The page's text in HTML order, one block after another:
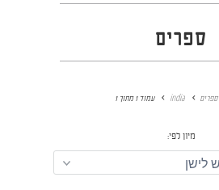
ספרים
ספרים india עמוד 1 מתוך 1
מיון לפי: